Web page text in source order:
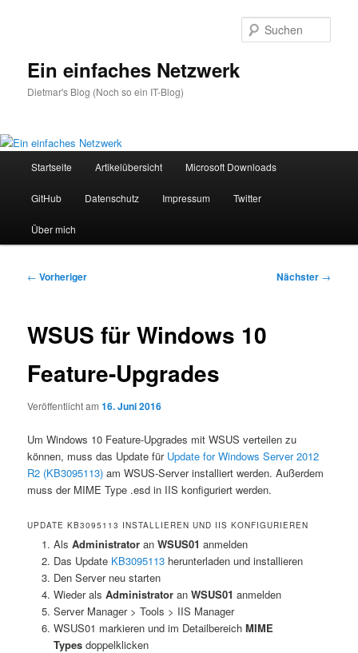
Ein einfaches Netzwerk
Dietmar's Blog (Noch so ein IT-Blog)
Startseite Artikelübersicht Microsoft Downloads
GitHub Datenschutz Impressum Twitter
Über mich
Beitragsnavigation
← Vorheriger Nächster →
WSUS für Windows 10
Feature-Upgrades
Veröffentlicht am16. Juni 2016
Um Windows 10 Feature-Upgrades mit WSUS verteilen zu
können, muss das Update für Update for Windows Server 2012
R2 (KB3095113) am WSUS-Server installiert werden. Außerdem
muss der MIME Type .esd in IIS konfiguriert werden.
UPDATE KB3095113 INSTALLIEREN UND IIS KONFIGURIEREN
Als Administratoran WSUS01 anmelden
Das Update KB3095113herunterladen und installieren
Den Server neu starten
Wieder als Administratoran WSUS01 anmelden
Server Manager > Tools > IIS Manager
WSUS01 markieren und im Detailbereich MIME
Types doppelklicken